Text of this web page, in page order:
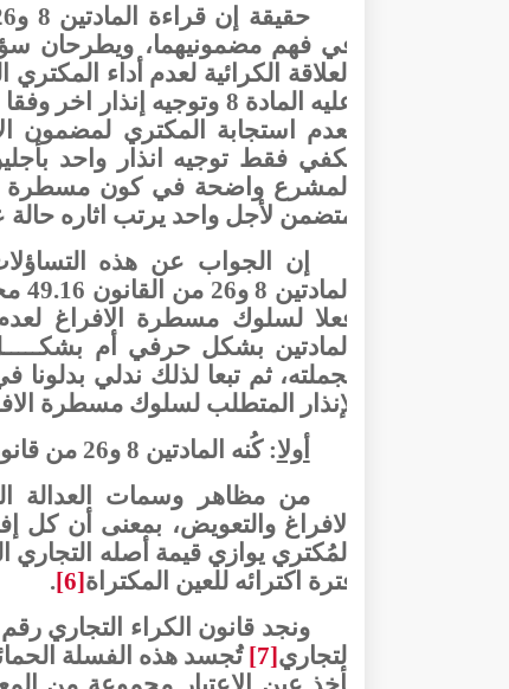
في فهم مضمونيهما، ويطرحان
العلاقة الكرائية لعدم أداء
بعدم استجابة المكتري لمضمون
يكفي فقط توجيه انذار واحد
المشرع واضحة في كون مسطرة
متضمن لأجل واحد يرتب اثاره
إن الجواب عن هذه
فعلا لسلوك مسطرة الافراغ
بجملته، ثم تبعا لذلك ندلي
لإنذار المتطلب لسلوك مسطرة
أولا: كُنه المادتين 8 و26 من قانون رقم 49.16
من مظاهر وسمات العدالة
الافراغ والتعويض، بمعنى أن كل
المُكتري يوازي قيمة أصله
فترة اكترائه للعين المكتراة[6]
.
التجاري[7] تُجسد هذه الفسلة